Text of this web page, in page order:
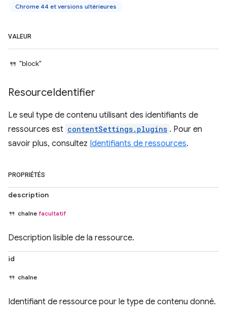
Chrome 44 et versions ultérieures
VALEUR
"block"
ResourceIdentifier
Le seul type de contenu utilisant des identifiants de
ressources est contentSettings.plugins . Pour en
savoir plus, consultez Identifiants de ressources.
PROPRIÉTÉS
description
chaîne facultatif
Description lisible de la ressource.
id
chaîne
Identifiant de ressource pour le type de contenu donné.